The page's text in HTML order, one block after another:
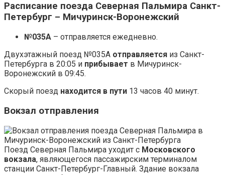
Расписание поезда Северная Пальмира Санкт-
Петербург – Мичуринск-Воронежский
№035А – отправляется ежедневно.
Двухэтажный поезд №035А отправляется из Санкт-
Петербурга в 20:05 и прибывает в Мичуринск-
Воронежский в 09:45.
Скорый поезд находится в пути 13 часов 40 минут.
Вокзал отправления
Поезд Северная Пальмира уходит с Московского
вокзала, являющегося пассажирским терминалом
станции Санкт-Петербург-Главный. Здание вокзала